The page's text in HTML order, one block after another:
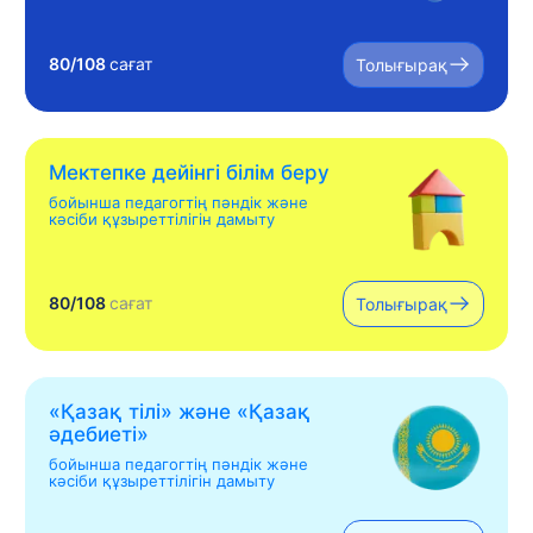
80/108сағат Толығырақ
Мектепке дейінгі білім беру
бойынша педагогтің пәндік және
кәсіби құзыреттілігін дамыту
80/108сағат Толығырақ
«Қазақ тілі» жəне «Қазақ
əдебиеті»
бойынша педагогтің пәндік және
кәсіби құзыреттілігін дамыту